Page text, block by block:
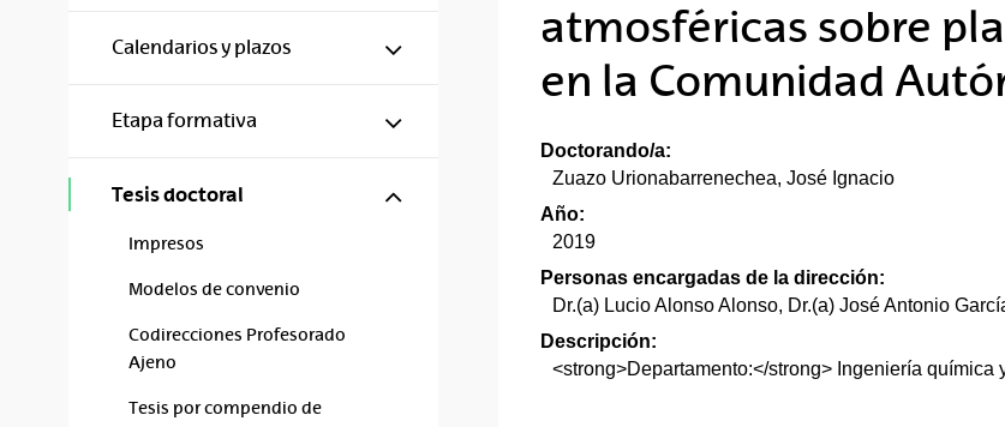
Calendarios y plazos Mostrar/ocultar subpáginas
Etapa formativa Mostrar/ocultar subpáginas
Tesis doctoral Mostrar/ocultar subpáginas
Impresos
Modelos de convenio
Codirecciones Profesorado
Ajeno
Tesis por compendio de
atmosféricas sobre
en la Comunidad
Doctorando/a:
Zuazo Urionabarrenechea, José Ignacio
Año:
2019
Personas encargadas de la dirección:
Dr.(a) Lucio Alonso Alonso, Dr.(a) José Antonio
Descripción:
<strong>Departamento:</strong> Ingeniería química